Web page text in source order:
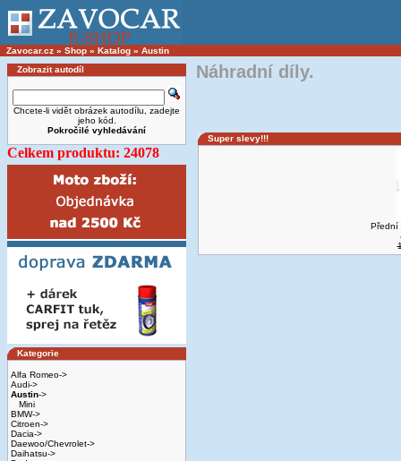
Zavocar.cz » Shop » Katalog » Austin
Zobrazit autodíl
Chcete-li vidět obrázek autodílu, zadejte
jeho kód.
Pokročilé vyhledávání
Celkem produktu: 24078
Kategorie
Alfa Romeo->
Audi->
Austin->
Mini
BMW->
Citroen->
Dacia->
Daewoo/Chevrolet->
Daihatsu->
Náhradní díly.
Super slevy!!!
Přední